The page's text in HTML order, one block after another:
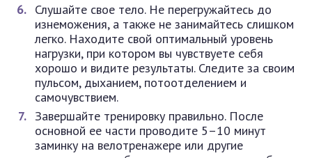
Слушайте свое тело. Не перегружайтесь до
изнеможения, а также не занимайтесь слишком
легко. Находите свой оптимальный уровень
нагрузки, при котором вы чувствуете себя
хорошо и видите результаты. Следите за своим
пульсом, дыханием, потоотделением и
самочувствием.
Завершайте тренировку правильно. После
основной ее части проводите 5–10 минут
заминку на велотренажере или другие